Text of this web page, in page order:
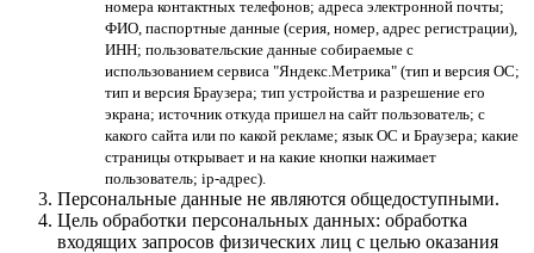
номера контактных телефонов; адреса электронной почты;
ФИО, паспортные данные (серия, номер, адрес регистрации),
ИНН; пользовательские данные собираемые с
использованием сервиса "Яндекс.Метрика" (тип и версия ОС;
тип и версия Браузера; тип устройства и разрешение его
экрана; источник откуда пришел на сайт пользователь; с
какого сайта или по какой рекламе; язык ОС и Браузера; какие
страницы открывает и на какие кнопки нажимает
пользователь; ip-адрес).
Персональные данные не являются общедоступными.
Цель обработки персональных данных: обработка
входящих запросов физических лиц с целью оказания